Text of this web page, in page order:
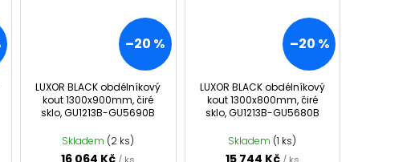
–20 %
LUXOR BLACK obdélníkový
kout 1300x900mm, čiré
sklo, GU1213B-GU5690B
Skladem (2 ks)
16 064 Kč
–20 %
LUXOR BLACK obdélníkový
kout 1300x800mm, čiré
sklo, GU1213B-GU5680B
Skladem (1 ks)
15 744 Kč